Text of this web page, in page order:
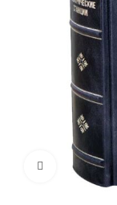
Увеличить